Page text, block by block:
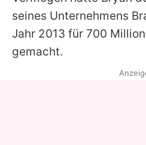
seines Unternehmens
Jahr 2013 für 700
gemacht.